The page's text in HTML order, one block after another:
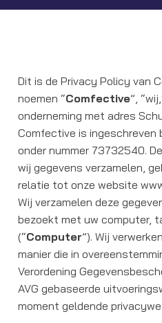
Dit is de Privacy Policy van
noemen “Comfective”,
onderneming met adres
Comfective is ingeschreven
onder nummer 73732540.
wij gegevens verzamelen,
relatie tot onze website
Wij verzamelen deze
bezoekt met uw computer,
(“Computer”). Wij
manier die in
Verordening
AVG gebaseerde
moment geldende